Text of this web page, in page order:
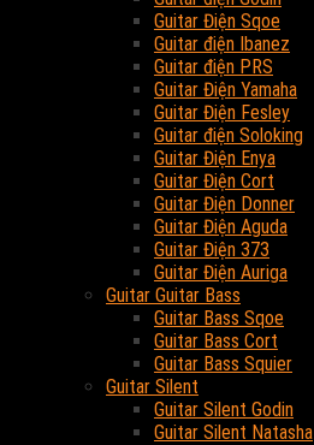
Guitar Điện Sqoe
Guitar điện Ibanez
Guitar điện PRS
Guitar Điện Yamaha
Guitar Điện Fesley
Guitar điện Soloking
Guitar Điện Enya
Guitar Điện Cort
Guitar Điện Donner
Guitar Điện Aguda
Guitar Điện 373
Guitar Điện Auriga
Guitar Guitar Bass
Guitar Bass Sqoe
Guitar Bass Cort
Guitar Bass Squier
Guitar Silent
Guitar Silent Godin
Guitar Silent Natasha